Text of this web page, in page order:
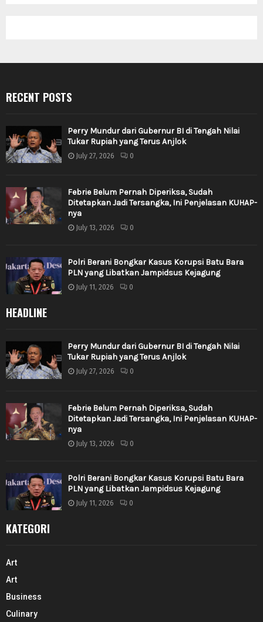
RECENT POSTS
Perry Mundur dari Gubernur BI di Tengah Nilai
Tukar Rupiah yang Terus Anjlok
July 27, 2026 0
Febrie Belum Pernah Diperiksa, Sudah
Ditetapkan Jadi Tersangka, Ini Penjelasan KUHAP-
nya
July 13, 2026 0
Polri Berani Bongkar Kasus Korupsi Batu Bara
PLN yang Libatkan Jampidsus Kejagung
July 11, 2026 0
HEADLINE
Perry Mundur dari Gubernur BI di Tengah Nilai
Tukar Rupiah yang Terus Anjlok
July 27, 2026 0
Febrie Belum Pernah Diperiksa, Sudah
Ditetapkan Jadi Tersangka, Ini Penjelasan KUHAP-
nya
July 13, 2026 0
Polri Berani Bongkar Kasus Korupsi Batu Bara
PLN yang Libatkan Jampidsus Kejagung
July 11, 2026 0
KATEGORI
Art
Art
Business
Culinary